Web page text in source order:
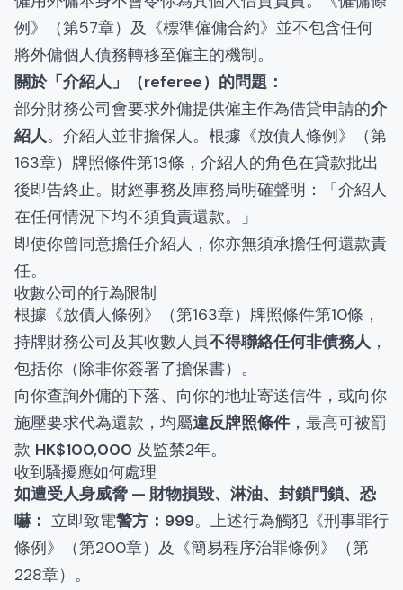
例》（第57章）及《標準僱傭合約》並不包含任何
將外傭個人債務轉移至僱主的機制。
關於「介紹人」（referee）的問題：
部分財務公司會要求外傭提供僱主作為借貸申請的介
紹人。介紹人並非擔保人。根據《放債人條例》（第
163章）牌照條件第13條，介紹人的角色在貸款批出
後即告終止。財經事務及庫務局明確聲明：「介紹人
在任何情況下均不須負責還款。」
即使你曾同意擔任介紹人，你亦無須承擔任何還款責
任。
收數公司的行為限制
根據《放債人條例》（第163章）牌照條件第10條，
持牌財務公司及其收數人員不得聯絡任何非債務人，
包括你（除非你簽署了擔保書）。
向你查詢外傭的下落、向你的地址寄送信件，或向你
施壓要求代為還款，均屬違反牌照條件，最高可被罰
款 HK$100,000 及監禁2年。
收到騷擾應如何處理
如遭受人身威脅 — 財物損毀、淋油、封鎖門鎖、恐
嚇： 立即致電警方：999。上述行為觸犯《刑事罪行
條例》（第200章）及《簡易程序治罪條例》（第
228章）。